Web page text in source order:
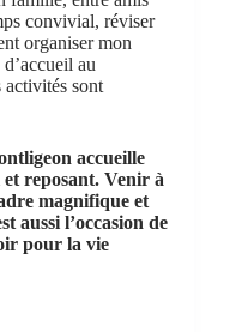
convivial, réviser
organiser mon
au
sont
accueille
reposant. Venir à
magnifique et
aussi l’occasion de
pour la vie